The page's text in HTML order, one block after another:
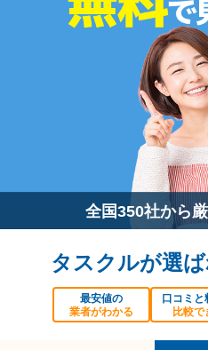
全国350社から
タスクルが選
最安値の
業者がわかる
口コミと
比較で